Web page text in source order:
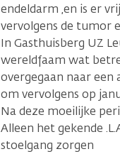
endeldarm ,en is er
vervolgens de tumor
In Gasthuisberg UZ
wereldfaam wat
overgegaan naar
om vervolgens op
Na deze moeilijke
Alleen het gekende
stoelgang zorgen